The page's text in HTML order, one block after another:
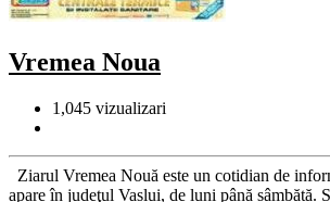
Vremea Noua
1,045 vizualizari
Ziarul Vremea Nouă este un cotidian de
apare în judeţul Vaslui, de luni până sâmbătă.